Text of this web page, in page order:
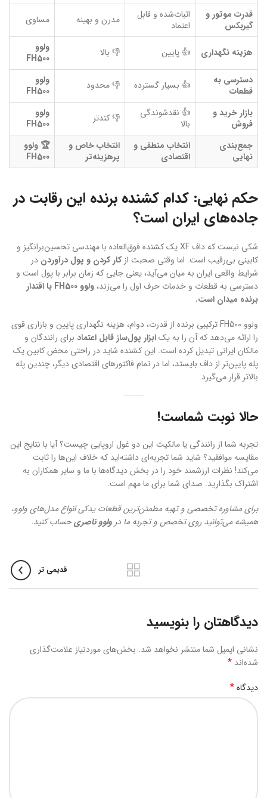
قدرت موتور و
گیربکس
اثبات‌شده و قابل
اعتماد
مدرن و بهینه مساوی
هزینه نگهداری 👍 پایین 👎 بالا
ولوو
FH500
دسترسی به
قطعات
👍 بسیار گسترده 👎 محدود
ولوو
FH500
بازار خرید و
فروش
👍 نقدشوندگی
بالا
👎 کندتر
ولوو
FH500
جمع‌بندی
نهایی
انتخاب منطقی و
اقتصادی
انتخاب خاص و
پرهزینه‌تر
🏆 ولوو
FH500
حکم نهایی: کدام کشنده برنده این رقابت در
جاده‌های ایران است؟
شکی نیست که داف XF یک کشنده فوق‌العاده با مهندسی تحسین‌برانگیز و
کابینی بی‌رقیب است. اما وقتی صحبت از کار کردن و پول درآوردن در
شرایط واقعی ایران به میان می‌آید، یعنی جایی که زمان برابر با پول است و
دسترسی به قطعات و خدمات حرف اول را می‌زند،
ولوو FH500 با اقتدار
برنده میدان است.
ولوو FH500 ترکیبی برنده از قدرت، دوام، هزینه نگهداری پایین و بازاری قوی
را ارائه می‌دهد که آن را به یکابزار پول‌ساز قابل اعتماد برای رانندگان و
مالکان ایرانی تبدیل کرده است. این کشنده شاید در راحتی محض کابین یک
پله پایین‌تر از داف بایستد، اما در تمام فاکتورهای اقتصادی دیگر، چندین پله
بالاتر قرار می‌گیرد.
حالا نوبت شماست!
تجربه شما از رانندگی یا مالکیت این دو غول اروپایی چیست؟ آیا با نتایج این
مقایسه موافقید؟ شاید شما تجربه‌ای داشته‌اید که خلاف این‌ها را ثابت
می‌کند! نظرات ارزشمند خود را در بخش دیدگاه‌ها با ما و سایر همکاران به
اشتراک بگذارید. صدای شما برای ما مهم است.
برای مشاوره تخصصی و تهیه مطمئن‌ترین قطعات یدکی انواع مدل‌های ولوو،
همیشه می‌توانید روی تخصص و تجربه ما در ولوو ناصریحساب کنید.
قدیمی تر
دیدگاهتان را بنویسید
نشانی ایمیل شما منتشر نخواهد شد. بخش‌های موردنیاز علامت‌گذاری
شده‌اند *
دیدگاه*